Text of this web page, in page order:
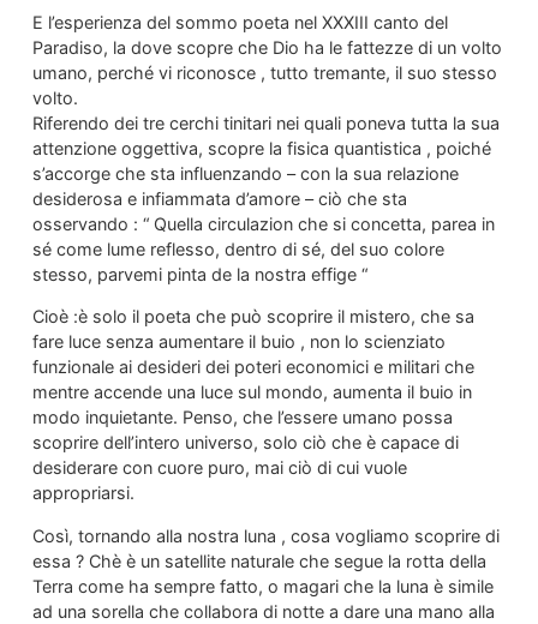
E l’esperienza del sommo poeta nel XXXIII canto del
Paradiso, la dove scopre che Dio ha le fattezze di un volto
umano, perché vi riconosce , tutto tremante, il suo stesso
volto.
Riferendo dei tre cerchi tinitari nei quali poneva tutta la sua
attenzione oggettiva, scopre la fisica quantistica , poiché
s’accorge che sta influenzando – con la sua relazione
desiderosa e infiammata d’amore – ciò che sta
osservando : “ Quella circulazion che si concetta, parea in
sé come lume reflesso, dentro di sé, del suo colore
stesso, parvemi pinta de la nostra effige “
Cioè :è solo il poeta che può scoprire il mistero, che sa
fare luce senza aumentare il buio , non lo scienziato
funzionale ai desideri dei poteri economici e militari che
mentre accende una luce sul mondo, aumenta il buio in
modo inquietante. Penso, che l’essere umano possa
scoprire dell’intero universo, solo ciò che è capace di
desiderare con cuore puro, mai ciò di cui vuole
appropriarsi.
Così, tornando alla nostra luna , cosa vogliamo scoprire di
essa ? Chè è un satellite naturale che segue la rotta della
Terra come ha sempre fatto, o magari che la luna è simile
ad una sorella che collabora di notte a dare una mano alla